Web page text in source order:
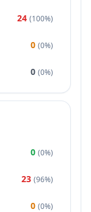
24 (100%)
0 (0%)
0 (0%)
0 (0%)
23 (96%)
0 (0%)